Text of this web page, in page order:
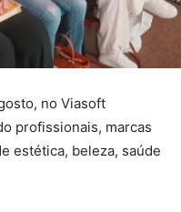
no Viasoft
profissionais, marcas
estética, beleza, saúde